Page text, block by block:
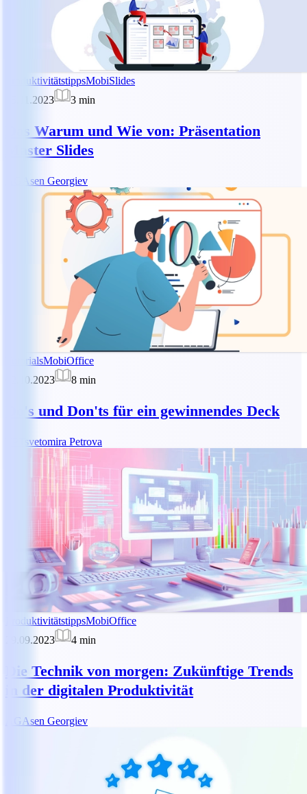
ProduktivitätstippsMobiSlides
05.11.2023
3 min
Das Warum und Wie von: Präsentation
Master Slides
Asen Georgiev
TutorialsMobiOffice
02.10.2023
8 min
Do's und Don'ts für ein gewinnendes Deck
Tsvetomira Petrova
ProduktivitätstippsMobiOffice
29.09.2023
4 min
Die Technik von morgen: Zukünftige Trends
in der digitalen Produktivität
AG Asen Georgiev